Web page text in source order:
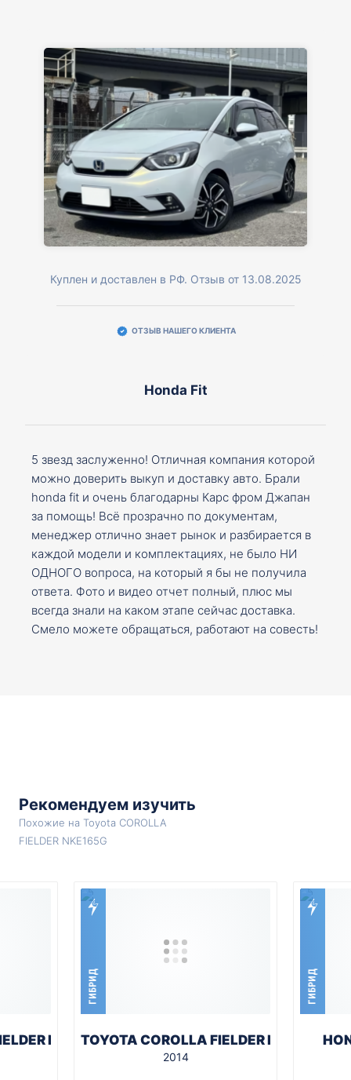
Куплен и доставлен в РФ. Отзыв от 13.08.2025
ОТЗЫВ НАШЕГО КЛИЕНТА
Honda Fit
5 звезд заслуженно! Отличная компания которой
можно доверить выкуп и доставку авто. Брали
honda fit и очень благодарны Карс фром Джапан
за помощь! Всё прозрачно по документам,
менеджер отлично знает рынок и разбирается в
каждой модели и комплектациях, не было НИ
ОДНОГО вопроса, на который я бы не получила
ответа. Фото и видео отчет полный, плюс мы
всегда знали на каком этапе сейчас доставка.
Смело можете обращаться, работают на совесть!
Рекомендуем изучить
Похожие на Toyota COROLLA
FIELDER NKE165G
NKE165G
ГИБРИД
TOYOTA COROLLA FIELDER NKE165G
2014
ГИБРИД